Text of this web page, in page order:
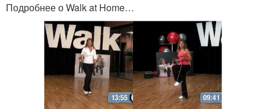
Подробнее о Walk at Home…